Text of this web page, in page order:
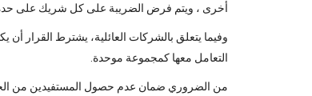
أخرى ، ويتم فرض الضريبة على كل شريك على
وفيما يتعلق بالشركات العائلية، يشترط القرار
التعامل معها كمجموعة موحدة.
من الضروري ضمان عدم حصول المستفيدين من